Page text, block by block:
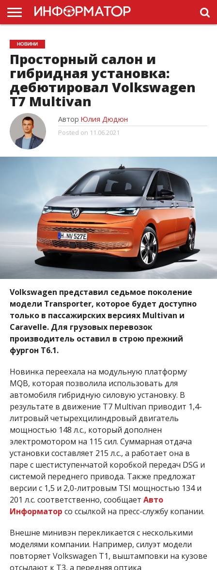
ГОЛОВНА
НОВИНИ
ПДР
УКРАЇНИ
РЕКЛАМА
ПРОЕКТЫ
НОВИНИ
Просторный салон и
гибридная установка:
дебютировал Volkswagen
T7 Multivan
Автор Юлия Дюдюн
Posted on 11.06.2021
Volkswagen представил седьмое поколение
модели Тransporter, которое будет доступно
только в пассажирских версиях Multivan и
Caravelle. Для грузовых перевозок
производитель оставил в строю прежний
фургон T6.1.
Новинка переехала на модульную платформу
MQB, которая позволила использовать для
автомобиля гибридную силовую установку. В
результате в движение T7 Multivan приводит 1,4-
литровый четырехцилиндровый двигатель
мощностью 148 л.с., который дополнен
электромотором на 115 сил. Суммарная отдача
установки составляет 215 л.с., а работает она в
паре с шестиступенчатой ​​коробкой передач DSG и
системой переднего привода. Также предложат
версии с 1,5 и 2,0-литровым TSI мощностью 134 и
201 л.с. соответственно, сообщает Авто
Информатор со ссылкой на пресс-службу копании.
Внешне минивэн перекликается с несколькими
моделями компании. Например, силуэт модели
повторяет Volkswagen T1, выштамповки на кузове
отсылают к Т3, а передняя оптика